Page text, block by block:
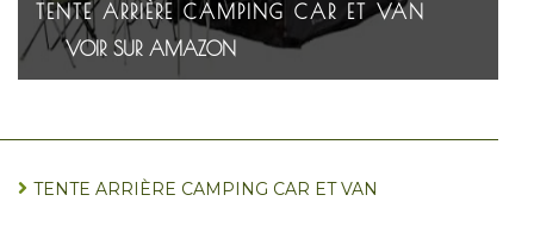
TENTE ARRIÈRE CAMPING CAR ET VAN
VOIR SUR AMAZON
TENTE ARRIÈRE CAMPING CAR ET VAN